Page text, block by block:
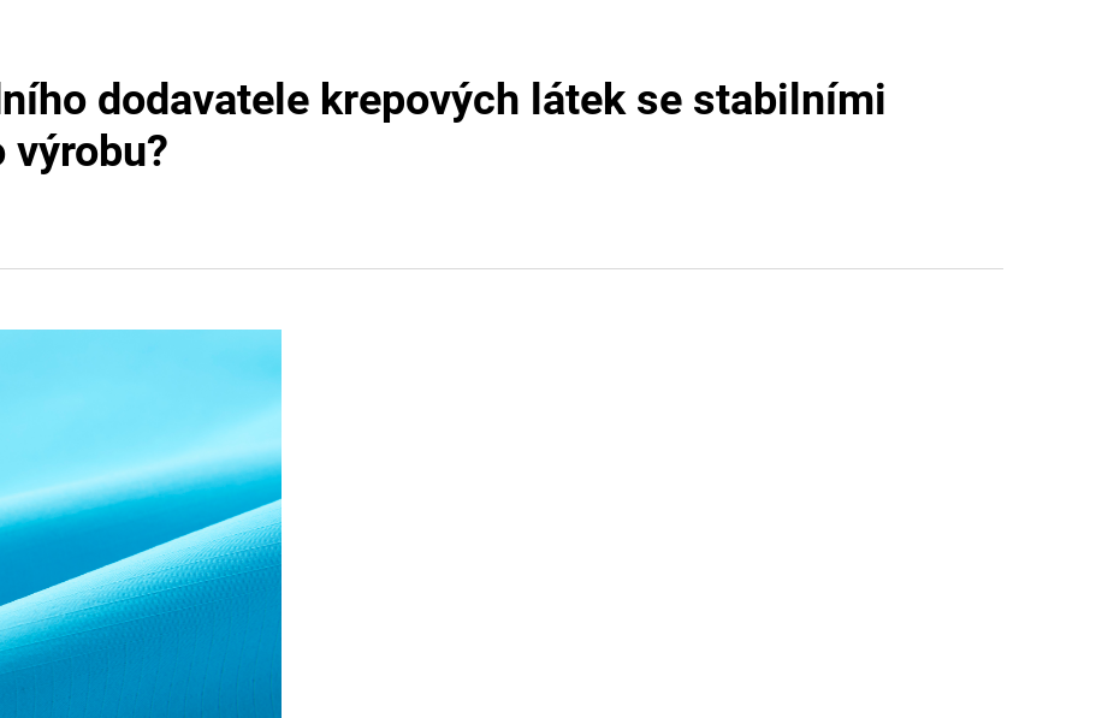
dodavatele krepových látek se stabilními